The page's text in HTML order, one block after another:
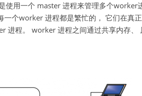
用一个 master 进程来管理多个worker
个worker 进程都是繁忙的， 它们在真
进程。 worker 进程之间通过共享内存、